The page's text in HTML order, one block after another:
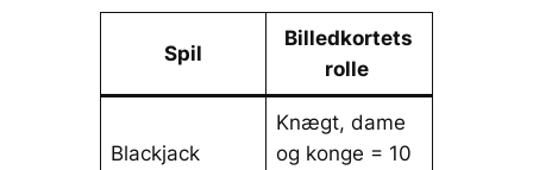
Spil
Billedkortets
rolle
Blackjack
Knægt, dame
og konge = 10